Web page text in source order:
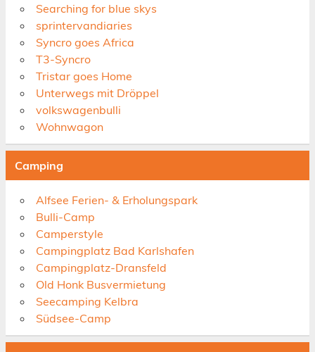
Searching for blue skys
sprintervandiaries
Syncro goes Africa
T3-Syncro
Tristar goes Home
Unterwegs mit Dröppel
volkswagenbulli
Wohnwagon
Camping
Alfsee Ferien- & Erholungspark
Bulli-Camp
Camperstyle
Campingplatz Bad Karlshafen
Campingplatz-Dransfeld
Old Honk Busvermietung
Seecamping Kelbra
Südsee-Camp